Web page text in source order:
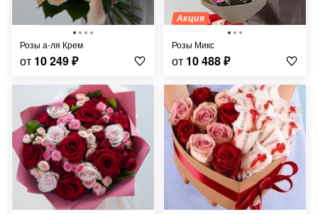
Розы а-ля Крем
от 10 249₽
Акция
Розы Микс
от 10 488₽